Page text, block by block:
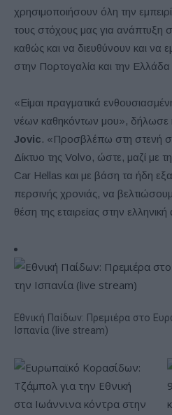
χρησιμοποιήσουν όλη την
τους στόχους μας για ανάπτυξη
καθώς και να διευθύνουν και να
στην Πορτογαλία και την Ελλάδα
«Είμαι πραγματικά
νέων καθηκόντων μου», δήλωσε
Jovic. «Προσβλέπω στη στενή
Δίκτυο της Volvo, ώστε, μαζί με
Car Hellas και με βάση τα ήδη
περσινής χρονιάς, να
θέση της εταιρείας στην
Εθνική Παίδων: Πρεμιέρα στο
Ισπανία (live stream)